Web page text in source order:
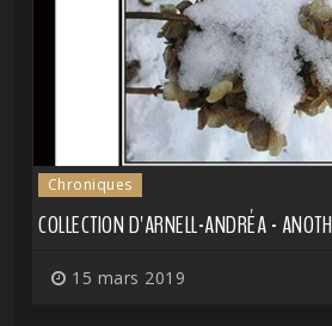
Chroniques
COLLECTION D'ARNELL-ANDRÉA -
15 mars 2019